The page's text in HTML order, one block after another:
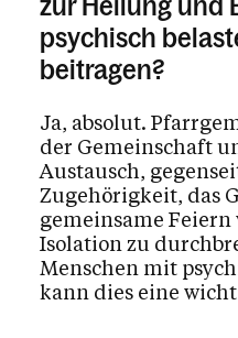
zur Heilung und
psychisch
beitragen?
Ja, absolut.
der Gemeinschaft
Austausch,
Zugehörigkeit, das
gemeinsame
Isolation zu
Menschen mit
kann dies eine